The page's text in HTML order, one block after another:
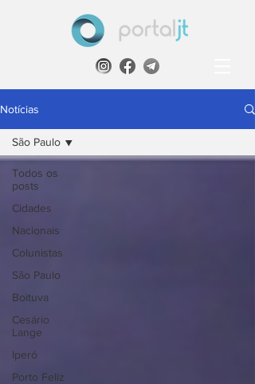
Notícias
Todos os
posts
Cidades
Nacionais
Colunistas
São Paulo
Boituva
Cesário
Lange
Iperó
Porto Feliz
São Paulo